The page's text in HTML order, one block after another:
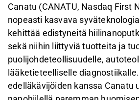
Canatu (CANATU, Nasdaq First
nopeasti kasvava
kehittää edistyneitä
sekä niihin liittyviä tuotteita ja
puolijohdeteollisuudelle,
lääketieteelliselle
edelläkävijöiden kanssa Canatu